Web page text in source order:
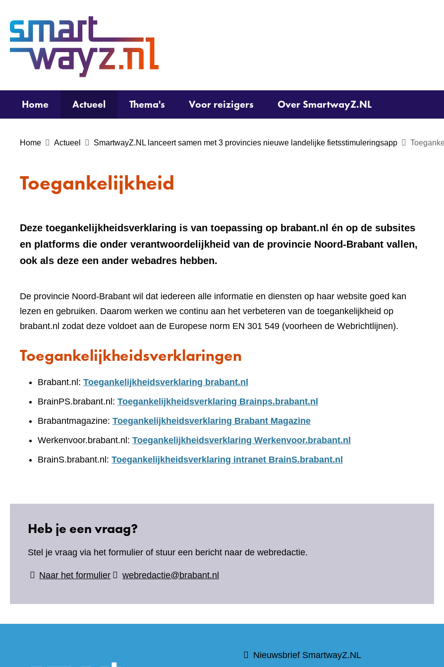
Home Actueel Thema's Voor reizigers Over SmartwayZ.NL
Home Actueel SmartwayZ.NL lanceert samen met 3 provincies nieuwe landelijke fietsstimuleringsapp
Toegankelijkheid
Deze toegankelijkheidsverklaring is van toepassing op brabant.nl én op de subsites
en platforms die onder verantwoordelijkheid van de provincie Noord-Brabant vallen,
ook als deze een ander webadres hebben.
De provincie Noord-Brabant wil dat iedereen alle informatie en diensten op haar website goed kan
lezen en gebruiken. Daarom werken we continu aan het verbeteren van de toegankelijkheid op
brabant.nl zodat deze voldoet aan de Europese norm EN 301 549 (voorheen de Webrichtlijnen).
Toegankelijkheidsverklaringen
Brabant.nl: Toegankelijkheidsverklaring brabant.nl
BrainPS.brabant.nl: Toegankelijkheidsverklaring Brainps.brabant.nl
Brabantmagazine: Toegankelijkheidsverklaring Brabant Magazine
Werkenvoor.brabant.nl: Toegankelijkheidsverklaring Werkenvoor.brabant.nl
BrainS.brabant.nl: Toegankelijkheidsverklaring intranet BrainS.brabant.nl
Heb je een vraag?
Stel je vraag via het formulier of stuur een bericht naar de webredactie.
Naar het formulier(verwijst
een
webredactie@brabant.nl
Nieuwsbrief SmartwayZ.NL